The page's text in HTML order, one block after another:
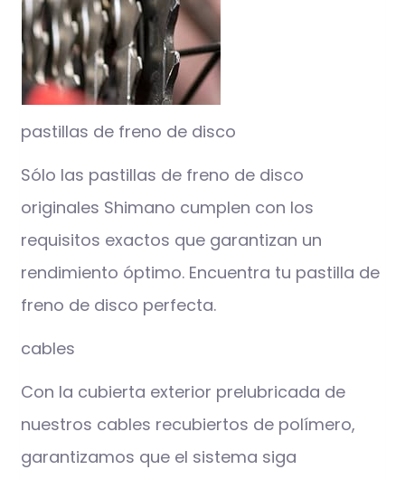
pastillas de freno de disco
Sólo las pastillas de freno de disco
originales Shimano cumplen con los
requisitos exactos que garantizan un
rendimiento óptimo. Encuentra tu pastilla de
freno de disco perfecta.
cables
Con la cubierta exterior prelubricada de
nuestros cables recubiertos de polímero,
garantizamos que el sistema siga